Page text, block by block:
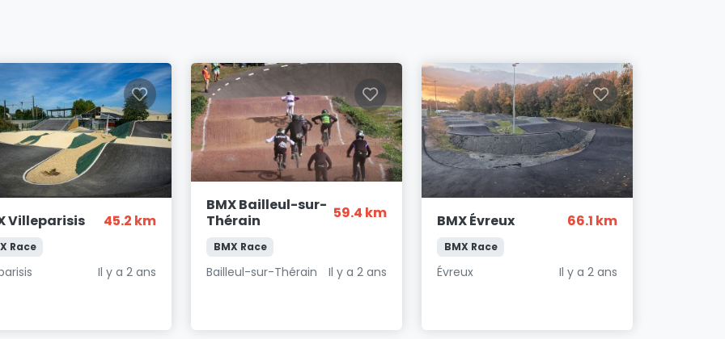
Villeparisis 45.2 km
Race
Il y a 2 ans
BMX Bailleul-sur-
Thérain
59.4 km
BMX Race
Bailleul-sur-Thérain Il y a 2 ans
BMX Évreux 66.1 km
BMX Race
Évreux Il y a 2 ans